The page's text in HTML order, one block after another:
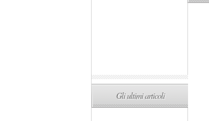
Gli ultimi articoli